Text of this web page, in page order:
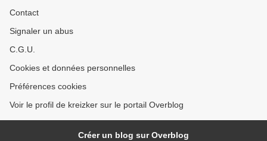
Contact
Signaler un abus
C.G.U.
Cookies et données personnelles
Préférences cookies
Voir le profil de kreizker sur le portail Overblog
Créer un blog sur Overblog